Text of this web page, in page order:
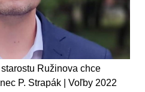
Ružinova chce
P. Strapák | Voľby 2022